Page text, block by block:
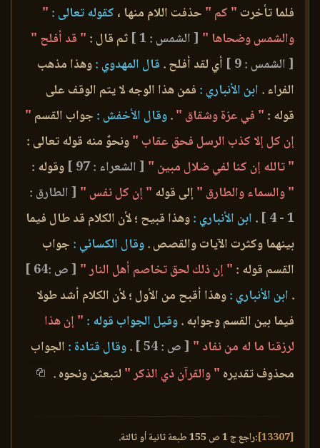
فلما تأخرت " كم " حذفت اللام منها ، كقوله تعالى : "
والشمس وضحاها " [ الشمس : 1 ] ثم قال : " قد أفلح "
[ الشمس : 9 ]
أي لقد أفلح . قال المهدوي :وهذا مذهب
الفراء . ابن الأنباري : فمن هذا الوجه لا يتم الوقف على
قوله : " في عزة وشقاق ".وقال الأخفش : جواب القسم "
إن كل إلا كذب الرسل فحق عقاب "ونحوٌ منه قوله تعالى :
" تالله إن كنا لفي ضلال مبين " [ الشعراء : 97 ]
وقوله :
" والسماء والطارق "إلى قوله " إن كل نفس " [ الطارق :
1 - 4 ]
. ابن الأنباري :وهذا قبيح ؛ لأن الكلام قد طال فيما
بينهما وكثرت الآيات والقصص .وقال الكسائي : جواب
القسم قوله : " إن ذلك لحق تخاصم أهل النار " [ ص :64 ]
. ابن الأنباري :وهذا أقبح من الأول ؛ لأن الكلام أشد طولا
فيما بين القسم وجوابه .وقيل الجواب قوله : " إن هذا
لرزقنا ما له من نفاد " [ ص : 54 ] .وقال قتادة : الجواب
محذوف تقديره " والقرآن ذي الذكر " لتبعثن ونحوه .
[13307] :راجع ج 1 ص 155 طبعة ثانية أو ثالثة.